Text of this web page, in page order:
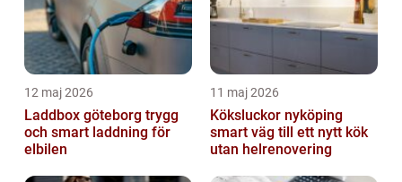
12 maj 2026
Laddbox göteborg trygg
och smart laddning för
elbilen
11 maj 2026
Köksluckor nyköping
smart väg till ett nytt kök
utan helrenovering